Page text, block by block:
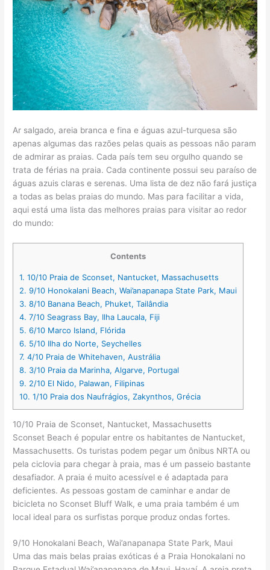
Ar salgado, areia branca e fina e águas azul-turquesa são
apenas algumas das razões pelas quais as pessoas não param
de admirar as praias. Cada país tem seu orgulho quando se
trata de férias na praia. Cada continente possui seu paraíso de
águas azuis claras e serenas. Uma lista de dez não fará justiça
a todas as belas praias do mundo. Mas para facilitar a vida,
aqui está uma lista das melhores praias para visitar ao redor
do mundo:
Contents
1. 10/10 Praia de Sconset, Nantucket, Massachusetts
2. 9/10 Honokalani Beach, Wai’anapanapa State Park, Maui
3. 8/10 Banana Beach, Phuket, Tailândia
4. 7/10 Seagrass Bay, Ilha Laucala, Fiji
5. 6/10 Marco Island, Flórida
6. 5/10 Ilha do Norte, Seychelles
7. 4/10 Praia de Whitehaven, Austrália
8. 3/10 Praia da Marinha, Algarve, Portugal
9. 2/10 El Nido, Palawan, Filipinas
10. 1/10 Praia dos Naufrágios, Zakynthos, Grécia
10/10 Praia de Sconset, Nantucket, Massachusetts
Sconset Beach é popular entre os habitantes de Nantucket,
Massachusetts. Os turistas podem pegar um ônibus NRTA ou
pela ciclovia para chegar à praia, mas é um passeio bastante
desafiador. A praia é muito acessível e é adaptada para
deficientes. As pessoas gostam de caminhar e andar de
bicicleta no Sconset Bluff Walk, e uma praia também é um
local ideal para os surfistas porque produz ondas fortes.
9/10 Honokalani Beach, Wai’anapanapa State Park, Maui
Uma das mais belas praias exóticas é a Praia Honokalani no